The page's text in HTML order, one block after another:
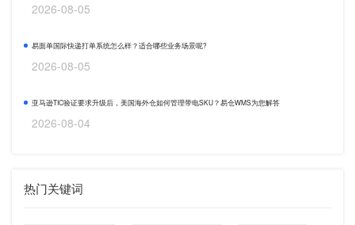
2026-08-05
易面单国际快递打单系统怎么样？适合哪些业务场景呢?
2026-08-05
亚马逊TIC验证要求升级后，美国海外仓如何管理带电SKU？易仓WMS为您解答
2026-08-04
热门关键词